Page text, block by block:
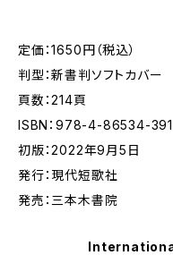
定価：1650円（税込）
判型：新書判ソフトカバー
頁数：214頁
ISBN：978-4-86534-
初版：2022年9月5日
発行：現代短歌社
発売：三本木書院